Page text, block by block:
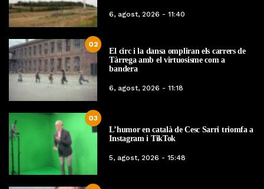
6, agost, 2026 - 11:40
02
El circ i la dansa ompliran els carrers de
Tàrrega amb el virtuosisme com a
bandera
6, agost, 2026 - 11:18
03
L’humor en català de Cesc Sarri triomfa a
Instagram i TikTok
5, agost, 2026 - 15:48